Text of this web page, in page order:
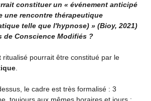
constituer un « événement anticipé
une rencontre thérapeutique
telle que l'hypnose) » (Bioy, 2021)
de Conscience Modifiés ?
ritualisé pourrait être constitué par le
.
le cadre est très formalisé : 3